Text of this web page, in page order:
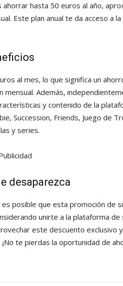
ahorrar hasta 50 euros al año,
Este plan anual te da acceso a
al mes, lo que significa un
mensual. Además,
y contenido de la
Succession, Friends, Juego de
y series.
desaparezca
posible que esta promoción de
unirte a la plataforma de
este descuento exclusivo
te pierdas la oportunidad de